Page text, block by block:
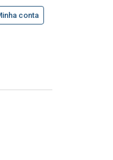
conta